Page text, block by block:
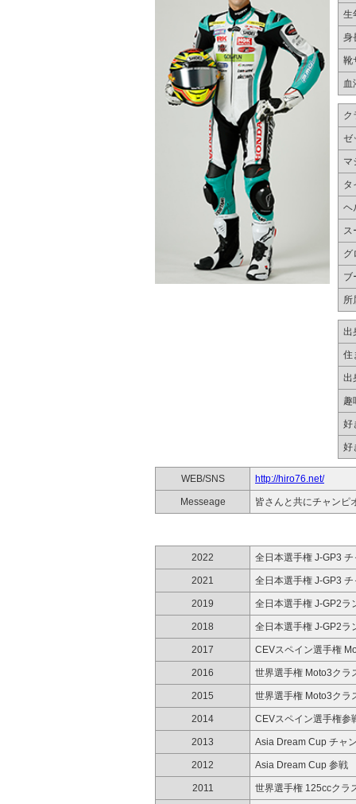
生
身
靴
血
ク
ゼ
マ
タ
ヘ
ス
グ
ブ
所
出
住
出
趣
好
好
WEB/SNS http://hiro76.net/
Messeage 皆さんと共にチャンピ
2022 全日本選手権 J-GP3
2021 全日本選手権 J-GP3
2019 全日本選手権 J-GP2ラ
2018 全日本選手権 J-GP2ラ
2017 CEVスペイン選手権
2016 世界選手権 Moto3クラ
2015 世界選手権 Moto3クラ
2014 CEVスペイン選手権参
2013 Asia Dream Cup チャ
2012 Asia Dream Cup 参戦
2011 世界選手権 125ccクラ